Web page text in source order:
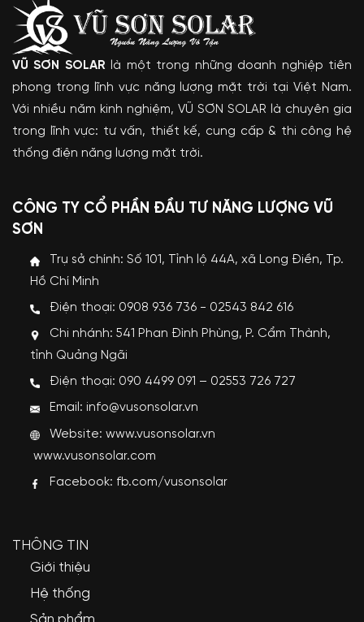
VŨ SƠN SOLAR là một trong những doanh nghiệp tiên
phong trong lĩnh vực năng lượng mặt trời tại Việt Nam.
Với nhiều năm kinh nghiệm, VŨ SƠN SOLAR là chuyên gia
trong lĩnh vực: tư vấn, thiết kế, cung cấp & thi công hệ
thống điện năng lượng mặt trời.
CÔNG TY CỔ PHẦN ĐẦU TƯ NĂNG LƯỢNG VŨ
SƠN
Trụ sở chính: Số 101, Tỉnh lộ 44A, xã Long Điền, Tp.
Hồ Chí Minh
Điện thoại: 0908 936 736 - 02543 842 616
Chi nhánh: 541 Phan Đình Phùng, P. Cẩm Thành,
tỉnh Quảng Ngãi
Điện thoại: 090 4499 091 – 02553 726 727
Email: info@vusonsolar.vn
Website:www.vusonsolar.vn
www.vusonsolar.com
Facebook: fb.com/vusonsolar
THÔNG TIN
Giới thiệu
Hệ thống